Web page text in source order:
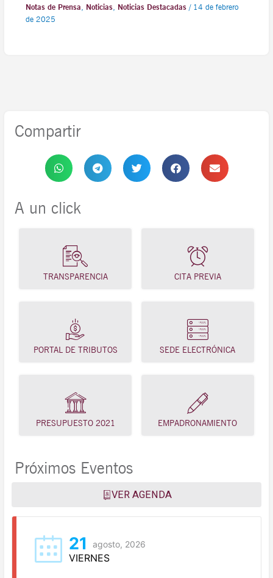
Notas de Prensa, Noticias, Noticias Destacadas/ 14 de febrero
de 2025
Compartir
A un click
TRANSPARENCIA CITA PREVIA
PORTAL DE TRIBUTOS SEDE ELECTRÓNICA
PRESUPUESTO 2021 EMPADRONAMIENTO
Próximos Eventos
VER AGENDA
21 agosto, 2026
VIERNES